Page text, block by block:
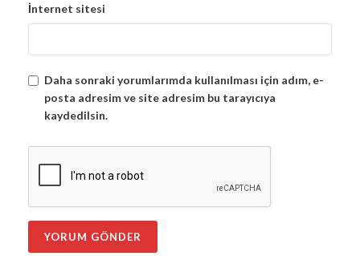
İnternet sitesi
Daha sonraki yorumlarımda kullanılması için adım, e-
posta adresim ve site adresim bu tarayıcıya
kaydedilsin.